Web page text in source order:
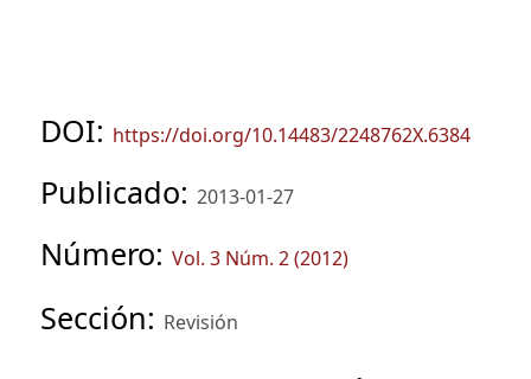
DOI: https://doi.org/10.14483/2248762X.6384
Publicado: 2013-01-27
Número: Vol. 3 Núm. 2 (2012)
Sección: Revisión